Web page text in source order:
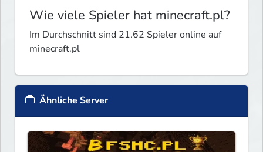
Wie viele Spieler hat minecraft.pl?
Im Durchschnitt sind 21.62 Spieler online auf
minecraft.pl
Ähnliche Server